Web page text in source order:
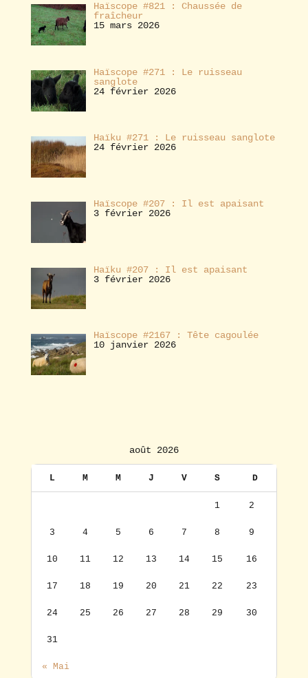
Haïscope #821 : Chaussée de
fraîcheur
15 mars 2026
Haïscope #271 : Le ruisseau
sanglote
24 février 2026
Haïku #271 : Le ruisseau sanglote
24 février 2026
Haïscope #207 : Il est apaisant
3 février 2026
Haïku #207 : Il est apaisant
3 février 2026
Haïscope #2167 : Tête cagoulée
10 janvier 2026
août 2026
L M M J V S D
« Mai
1 2
3 4 5 6 7 8 9
10 11 12 13 14 15 16
17 18 19 20 21 22 23
24 25 26 27 28 29 30
31